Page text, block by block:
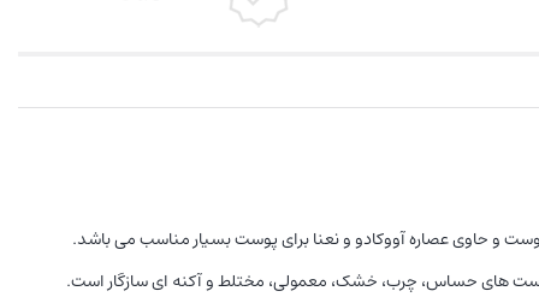
و حاوی عصاره آووکادو و نعنا برای پوست بسیار مناسب می باشد.
های حساس، چرب، خشک، معمولی، مختلط و آکنه ای سازگار است.